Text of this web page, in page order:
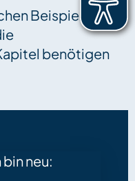
Beispielen wie
benötigen
bin neu: